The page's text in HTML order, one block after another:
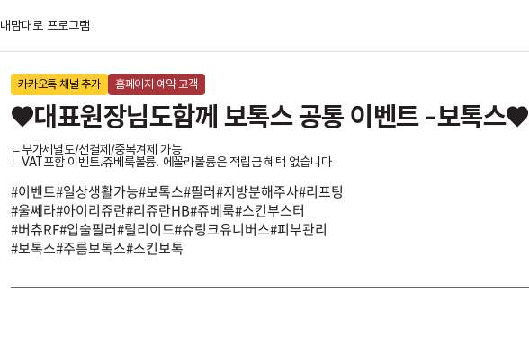
내맘대로 프로그램
카카오톡 채널 추가 홈페이지 예약 고객
♥대표원장님도함께 보톡스 공통 이벤트 -보톡스♥
ㄴ부가세별도/선결제/중복겨제 가능
ㄴVAT포함 이벤트.쥬베룩볼륨. 에꼴라볼륨은 적립금 혜택 없습니다
#이벤트#일상생활가능#보톡스#필러#지방분해주사#리프팅
#울쎄라#아이리쥬란#리쥬란HB#쥬베룩#스킨부스터
#버츄RF#입술필러#릴리이드#슈링크유니버스#피부관리
#보톡스#주름보톡스#스킨보톡